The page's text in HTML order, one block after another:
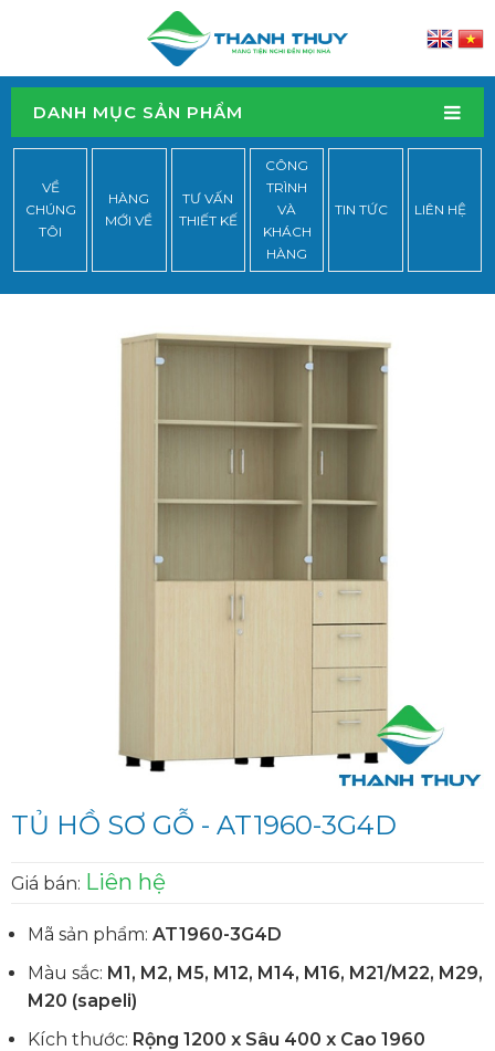
DANH MỤC SẢN PHẨM
VỀ
CHÚNG
TÔI
HÀNG
MỚI VỀ
TƯ VẤN
THIẾT KẾ
CÔNG
TRÌNH
VÀ
KHÁCH
HÀNG
TIN TỨC LIÊN HỆ
TỦ HỒ SƠ GỖ - AT1960-3G4D
Giá bán: Liên hệ
Mã sản phẩm: AT1960-3G4D
Màu sắc: M1, M2, M5, M12, M14, M16, M21/M22, M29,
M20 (sapeli)
Kích thước: Rộng 1200 x Sâu 400 x Cao 1960